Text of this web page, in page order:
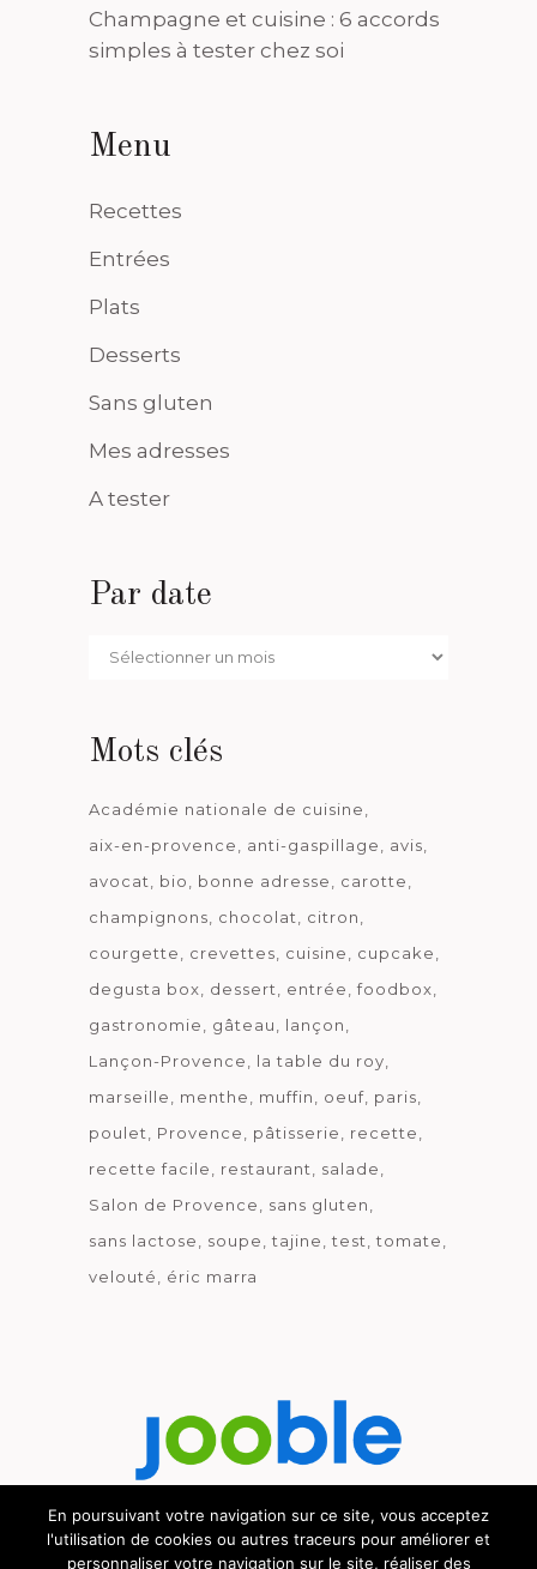
Champagne et cuisine : 6 accords
simples à tester chez soi
Menu
Recettes
Entrées
Plats
Desserts
Sans gluten
Mes adresses
A tester
Par date
Par
Mots clés
Académie nationale de cuisine
aix-en-provence
anti-gaspillage
avis
avocat
bio bonne adresse
carotte
champignons
chocolat
citron
courgette
crevettes cuisine
cupcake
degusta box
dessert entrée
foodbox
gastronomie
gâteau
lançon
Lançon-Provence
la table du roy
marseille
menthe muffin oeuf paris
poulet
Provence pâtisserie
recette
recette facile
restaurant
salade
Salon de Provence
sans gluten
sans lactose
soupe tajine test
tomate
velouté
éric marra
Découvrez le métier de la cuisine.
En poursuivant votre navigation sur ce site, vous acceptez
l'utilisation de cookies ou autres traceurs pour améliorer et
personnaliser votre navigation sur le site, réaliser des